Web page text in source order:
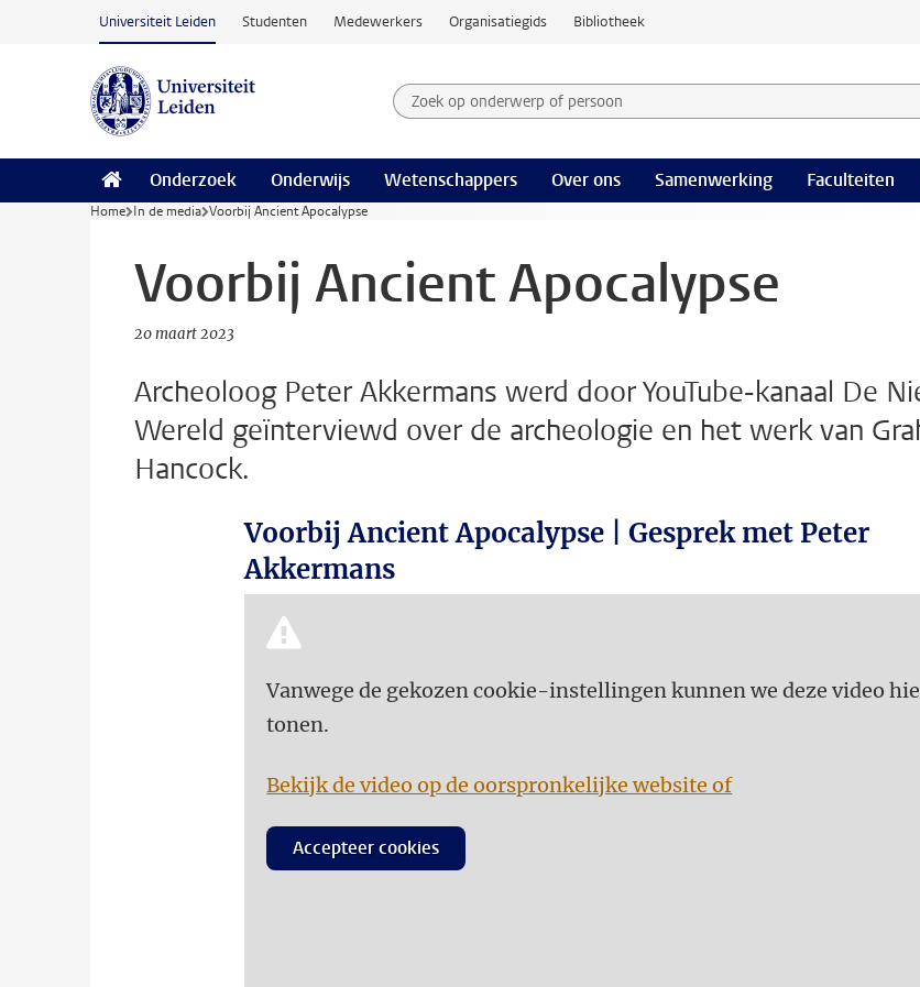
Ga naar hoofdinhoud
Universiteit Leiden Studenten Medewerkers Organisatiegids Bibliotheek
Zoek op onderwerp of persoon en selecteer categorie
Zoekterm
Onderzoek Onderwijs Wetenschappers Over ons Samenwerking Faculteiten
Home In de media Voorbij Ancient Apocalypse
Voorbij Ancient Apocalypse
20 maart 2023
Archeoloog Peter Akkermans werd door YouTube-kanaal De
Wereld geïnterviewd over de archeologie en het werk van
Hancock.
Voorbij Ancient Apocalypse | Gesprek met Peter
Akkermans
Vanwege de gekozen cookie-instellingen kunnen we deze video
tonen.
Bekijk de video op de oorspronkelijke website of
Accepteer cookies